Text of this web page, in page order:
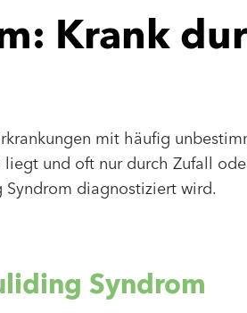
Krank
mit häufig
und oft nur durch Zufall
Syndrom diagnostiziert wird.
Syndrom